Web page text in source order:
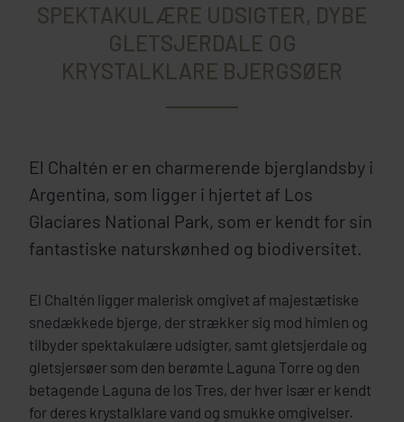
SPEKTAKULÆRE UDSIGTER, DYBE
GLETSJERDALE OG
KRYSTALKLARE BJERGSØER
El Chaltén er en charmerende bjerglandsby i
Argentina, som ligger i hjertet af Los
Glaciares National Park, som er kendt for sin
fantastiske naturskønhed og biodiversitet.
El Chaltén ligger malerisk omgivet af majestætiske
snedækkede bjerge, der strækker sig mod himlen og
tilbyder spektakulære udsigter, samt gletsjerdale og
gletsjersøer som den berømte Laguna Torre og den
betagende Laguna de los Tres, der hver især er kendt
for deres krystalklare vand og smukke omgivelser.